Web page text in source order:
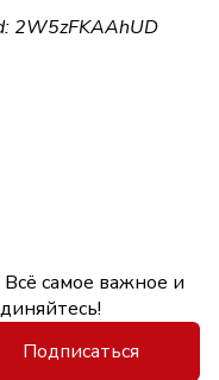
2W5zFKAAhUD
самое важное и
Подписаться